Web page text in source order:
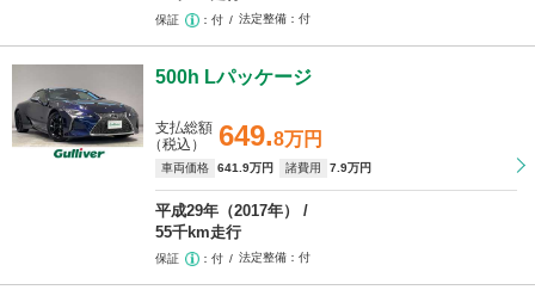
保証 付 法定整備 付
500h Lパッケージ
649.8万円
支払総額
（税込）
車両価格 641 .9万円 諸費用 7 .9万円
平成29年（2017年）
55千km走行
保証 付 法定整備 付